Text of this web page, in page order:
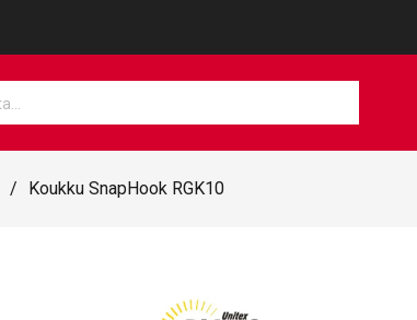
/ Koukku SnapHook RGK10